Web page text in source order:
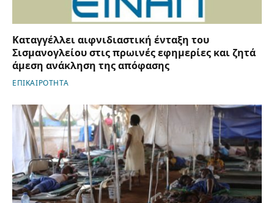
Καταγγέλλει αιφνιδιαστική ένταξη του
Σισμανογλείου στις πρωινές εφημερίες και ζητά
άμεση ανάκληση της απόφασης
ΕΠΙΚΑΙΡΟΤΗΤΑ